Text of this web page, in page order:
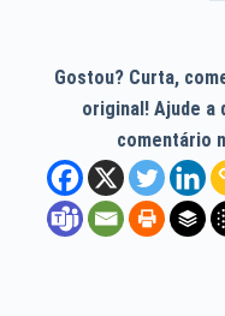
Gostou? Curta,
original! Ajude a
comentário